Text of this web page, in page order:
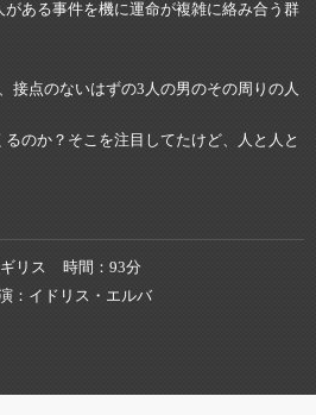
ある事件を機に運命が複雑に絡み合う群
接点のないはずの3人の男のその周りの人
のか？そこを注目してたけど、人と人と
リス 時間
93分
イドリス・エルバ